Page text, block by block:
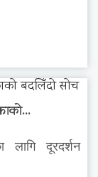
दूरदर्शन